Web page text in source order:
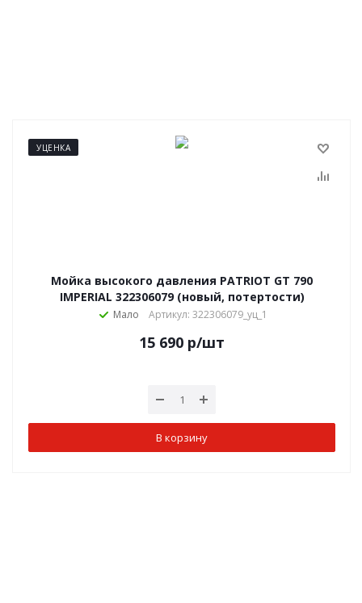
УЦЕНКА
Мойка высокого давления PATRIOT GT 790
IMPERIAL 322306079 (новый, потертости)
Мало Артикул: 322306079_уц_1
15 690 р/шт
В корзину